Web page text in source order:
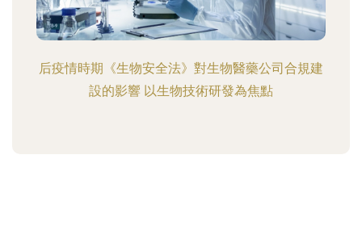
后疫情時期《生物安全法》對生物醫藥公司合規建
設的影響 以生物技術研發為焦點